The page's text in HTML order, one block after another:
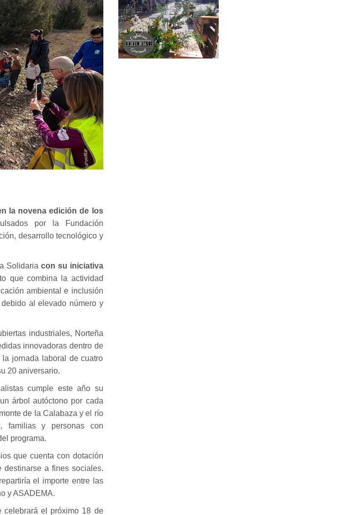
la novena edición de los
por la Fundación
desarrollo tecnológico y
Solidaria con su iniciativa
que combina la actividad
ambiental e inclusión
al elevado número y
industriales, Norteña
innovadoras dentro de
jornada laboral de cuatro
20 aniversario.
cumple este año su
árbol autóctono por cada
de la Calabaza y el río
familias y personas con
programa.
que cuenta con dotación
destinarse a fines sociales.
el importe entre las
y ASADEMA.
celebrará el próximo 18 de